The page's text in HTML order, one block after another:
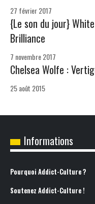
27 février 2017
{Le son du jour}
Brilliance
7 novembre 2017
Chelsea Wolfe :
25 août 2015
Informations
Pourquoi Addict-Culture ?
Soutenez Addict-Culture !